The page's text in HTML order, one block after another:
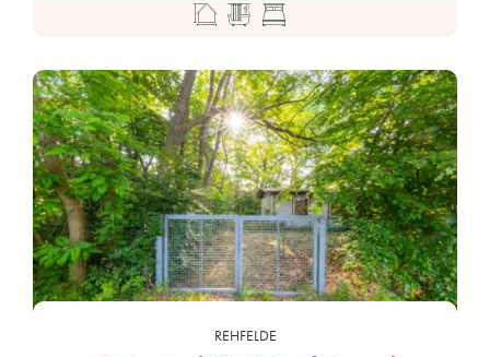
REHFELDE